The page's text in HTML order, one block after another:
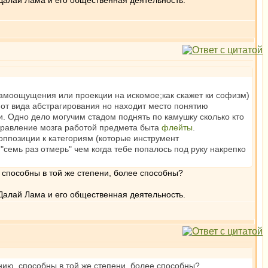
или проекции на искомое;как скажет ки софизм)
вида абстрагирования но находит место понятию
дело могучим стадом поднять по камушку сколько кто
мозга работой предмета быта флейты
к категориям (которые инструмент
раз отмерь" чем когда тебе попалось под руку накрепко
в той же степени, более способны?
Лама и его общественная деятельность.
способны в той же степени, более способны?